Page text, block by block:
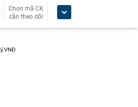
Chọn mã CK
cần theo dõi